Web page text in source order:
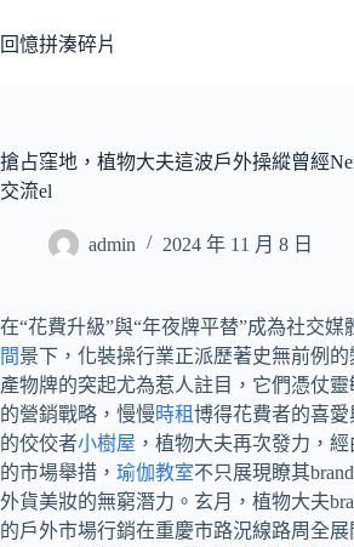
至
容
回憶拼湊碎片
搶占窪地，植物大夫這波戶外操縱曾經
交流el
admin 2024 年 11 月 8 日
在“花費升級”與“年夜牌平替”成為社交媒
間景下，化裝操行業正派歷著史無前例
產物牌的突起尤為惹人註目，它們憑仗
的營銷戰略，慢慢時租博得花費者的喜
的佼佼者小樹屋 ，植物大夫再次發力，
的市場舉措， 瑜伽教室不只展現瞭其
外貨美妝的無窮潛力。玄月，植物大夫
的戶外市場行銷在重慶市路況線路周全